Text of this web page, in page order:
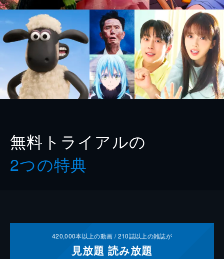
無料トライアルの
2つの特典
420,000本以上の動画 /210誌以上の雑誌が
見放題 読み放題